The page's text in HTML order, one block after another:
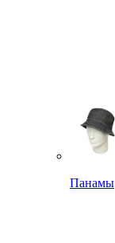
Панамы